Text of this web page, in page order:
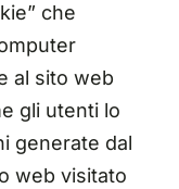
che
al sito web
gli utenti lo
generate dal
web visitato